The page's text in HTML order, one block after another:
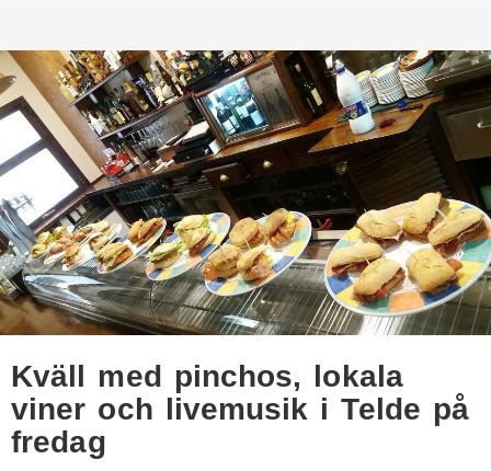
Kväll med pinchos, lokala
viner och livemusik i Telde på
fredag